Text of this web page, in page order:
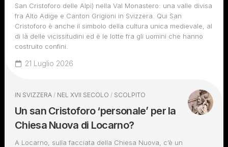
San Cristoforo delle Alpi) nella Val Monastero: una valle divisa
fra Alto Adige e Canton Grigioni in Svizzera. Qui San
Cristoforo è anche il simbolo della cultura unica medievale, al
di là delle vicissitudini ed è le lotte fra gli uomini che hanno
costruito confini.
21 Luglio 2026
IN SVIZZERA / NEL XVII SECOLO / SCOLPITO
Un san Cristoforo ‘personale’ per la
Chiesa Nuova di Locarno?
A Locarno, sulla facciata della Chiesa Nuova, c’è un